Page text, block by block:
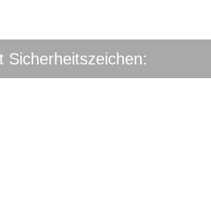
Sicherheitszeichen: